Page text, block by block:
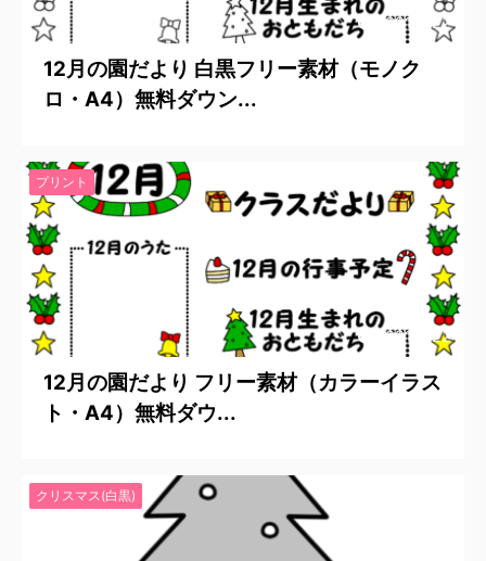
2021/7/22
12月の園だより 白黒フリー素材（モノク
ロ・A4）無料ダウン...
2021/7/22
プリント
12月の園だより フリー素材（カラーイラス
ト・A4）無料ダウ...
クリスマス(白黒)